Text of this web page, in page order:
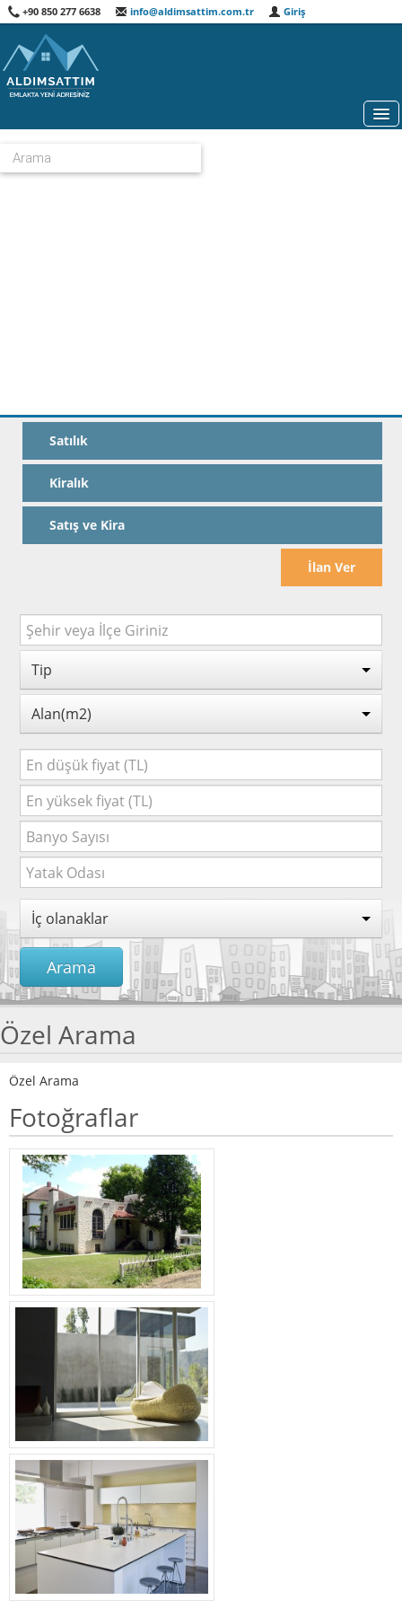
+90 850 277 6638 info@aldimsattim.com.tr Giriş
Satılık
Kiralık
Satış ve Kira
İlan Ver
Tip
Alan(m2)
İç olanaklar
Arama
Özel Arama
Özel Arama
Fotoğraflar